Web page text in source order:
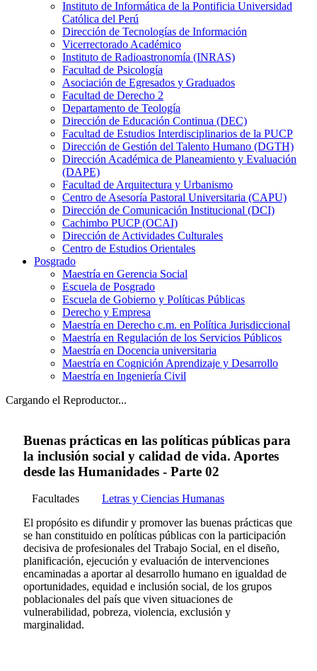
Instituto de Informática de la Pontificia Universidad
Católica del Perú
Dirección de Tecnologías de Información
Vicerrectorado Académico
Instituto de Radioastronomía (INRAS)
Facultad de Psicología
Asociación de Egresados y Graduados
Facultad de Derecho 2
Departamento de Teología
Dirección de Educación Continua (DEC)
Facultad de Estudios Interdisciplinarios de la PUCP
Dirección de Gestión del Talento Humano (DGTH)
Dirección Académica de Planeamiento y Evaluación
(DAPE)
Facultad de Arquitectura y Urbanismo
Centro de Asesoría Pastoral Universitaria (CAPU)
Dirección de Comunicación Institucional (DCI)
Cachimbo PUCP (OCAI)
Dirección de Actividades Culturales
Centro de Estudios Orientales
Posgrado
Maestría en Gerencia Social
Escuela de Posgrado
Escuela de Gobierno y Políticas Públicas
Derecho y Empresa
Maestría en Derecho c.m. en Política Jurisdiccional
Maestría en Regulación de los Servicios Públicos
Maestría en Docencia universitaria
Maestría en Cognición Aprendizaje y Desarrollo
Maestría en Ingeniería Civil
Cargando el Reproductor...
Buenas prácticas en las políticas públicas para
la inclusión social y calidad de vida. Aportes
desde las Humanidades - Parte 02
Facultades
Letras y Ciencias Humanas
El propósito es difundir y promover las buenas prácticas que
se han constituido en políticas públicas con la participación
decisiva de profesionales del Trabajo Social, en el diseño,
planificación, ejecución y evaluación de intervenciones
encaminadas a aportar al desarrollo humano en igualdad de
oportunidades, equidad e inclusión social, de los grupos
poblacionales del país que viven situaciones de
vulnerabilidad, pobreza, violencia, exclusión y
marginalidad.